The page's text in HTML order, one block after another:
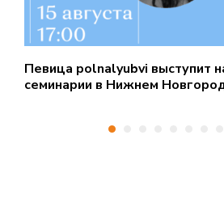
Певица polnalyubvi выступит
семинарии в Нижнем